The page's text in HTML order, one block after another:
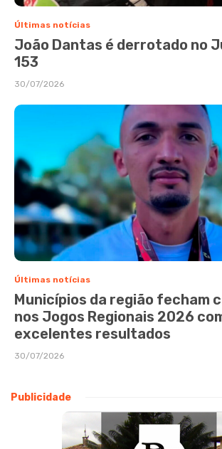
Últimas notícias
João Dantas é derrotado no
153
30/07/2026
Últimas notícias
Municípios da região fecham
nos Jogos Regionais 2026
excelentes resultados
30/07/2026
Publicidade